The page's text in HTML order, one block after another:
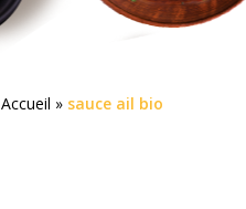
Accueil » sauce ail bio